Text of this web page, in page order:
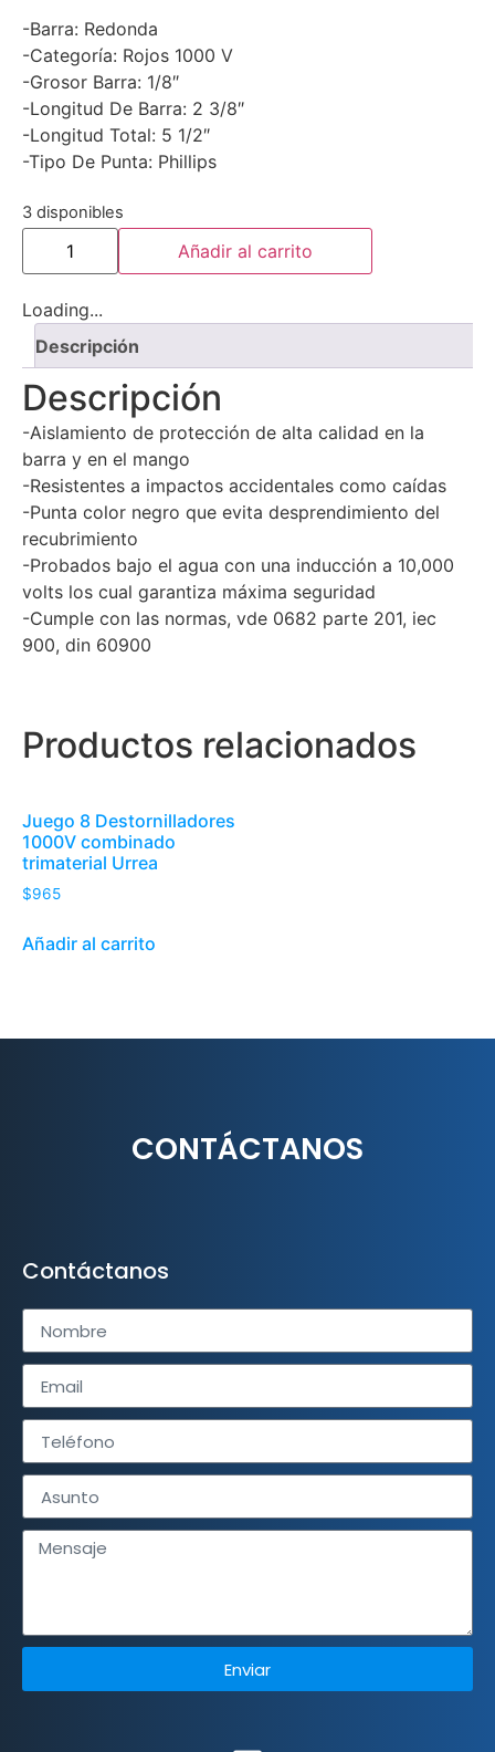
-Barra: Redonda
-Categoría: Rojos 1000 V
-Grosor Barra: 1/8″
-Longitud De Barra: 2 3/8″
-Longitud Total: 5 1/2″
-Tipo De Punta: Phillips
3 disponibles
Añadir al carrito
Loading...
Descripción
Descripción
-Aislamiento de protección de alta calidad en la
barra y en el mango
-Resistentes a impactos accidentales como caídas
-Punta color negro que evita desprendimiento del
recubrimiento
-Probados bajo el agua con una inducción a 10,000
volts los cual garantiza máxima seguridad
-Cumple con las normas, vde 0682 parte 201, iec
900, din 60900
Productos relacionados
Juego 8 Destornilladores
1000V combinado
trimaterial Urrea
$965
Añadir al carrito
CONTÁCTANOS
Contáctanos
Enviar